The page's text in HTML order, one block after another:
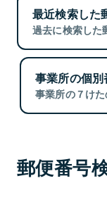
最近検索した
過去に検索した
事業所の個
事業所の７けた
郵便番号